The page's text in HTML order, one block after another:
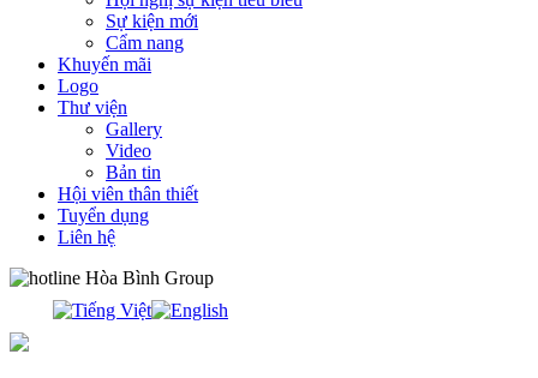
Sự kiện mới
Cẩm nang
Khuyến mãi
Logo
Thư viện
Gallery
Video
Bản tin
Hội viên thân thiết
Tuyển dụng
Liên hệ